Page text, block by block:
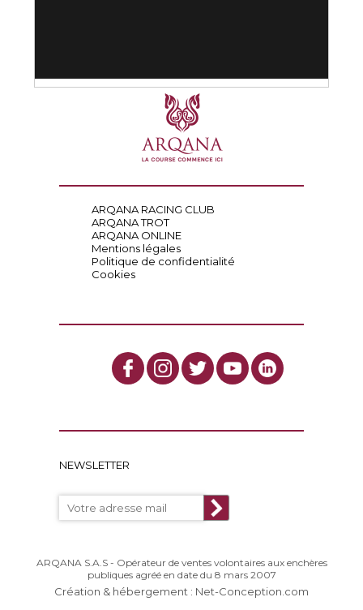
ARQANA RACING CLUB
ARQANA TROT
ARQANA ONLINE
Mentions légales
Politique de confidentialité
Cookies
NEWSLETTER
ARQANA S.A.S - Opérateur de ventes volontaires aux enchères
publiques agréé en date du 8 mars 2007
Création & hébergement : Net-Conception.com